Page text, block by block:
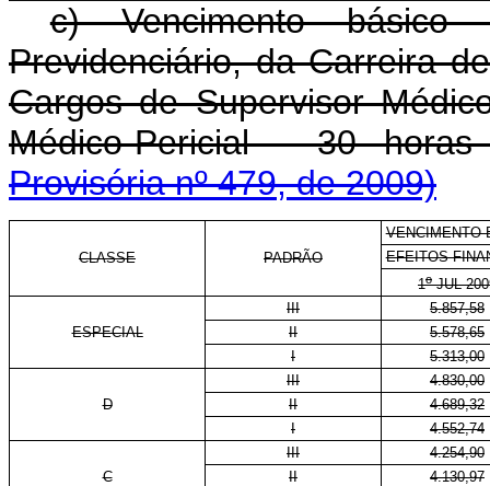
c) Vencimento
Previdenciário, da Carreira
Cargos de Supervisor
Médico-Pericial - 30
Provisória nº 479, de 2009)
CLASSE PADRÃO
VENCIMENTO
EFEITOS
1oJUL
ESPECIAL
III
5.857,58
II
5.578,65
I
5.313,00
D
III
4.830,00
II
4.689,32
I
4.552,74
C
III
4.254,90
II
4.130,97